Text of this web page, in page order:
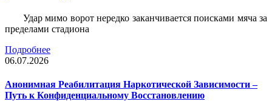
Удар мимо ворот нередко заканчивается поисками мяча за
пределами стадиона
Подробнее
06.07.2026
Анонимная Реабилитация Наркотической Зависимости –
Путь к Конфиденциальному Восстановлению